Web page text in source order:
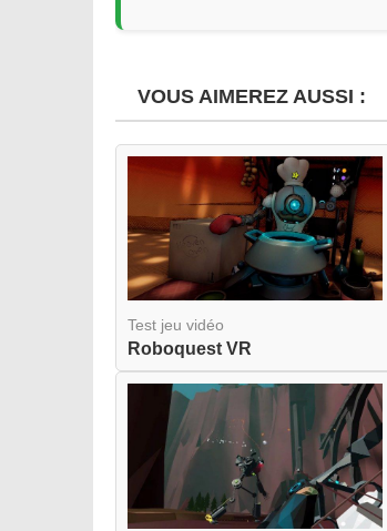
VOUS AIMEREZ AUSSI :
Test jeu vidéo
Roboquest VR